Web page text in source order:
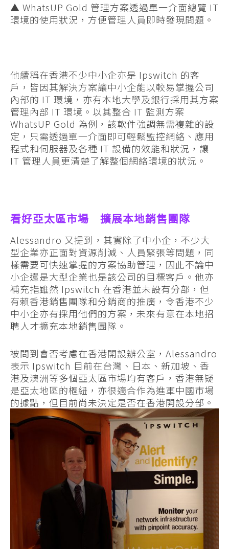
▲ WhatsUP Gold 管理方案透過單一介面總覽 IT
環境的使用狀況，方便管理人員即時發現問題。
他續稱在香港不少中小企亦是 Ipswitch 的客
戶，皆因其解決方案讓中小企能以較易掌握公司
內部的 IT 環境，亦有本地大學及銀行採用其方案
管理內部 IT 環境。以其整合 IT 監測方案
WhatsUP Gold 為例，該軟件強調無需複雜的設
定，只需透過單一介面即可輕鬆監控網絡、應用
程式和伺服器及各種 IT 設備的效能和狀況，讓
IT 管理人員更清楚了解整個網絡環境的狀況。
看好亞太區市場 擴展本地銷售團隊
Alessandro 又提到，其實除了中小企，不少大
型企業亦正面對資源削減、人員緊張等問題，同
樣需要可快速掌握的方案協助管理，因此不論中
小企還是大型企業也是該公司的目標客戶。他亦
補充指雖然 Ipswitch 在香港並未設有分部，但
有賴香港銷售團隊和分銷商的推廣，令香港不少
中小企亦有採用他們的方案，未來有意在本地招
聘人才擴充本地銷售團隊。
被問到會否考慮在香港開設辦公室，Alessandro
表示 Ipswitch 目前在台灣、日本、新加坡、香
港及澳洲等多個亞太區市場均有客戶，香港無疑
是亞太地區的樞紐，亦很適合作為進軍中國市場
的據點，但目前尚未決定是否在香港開設分部。